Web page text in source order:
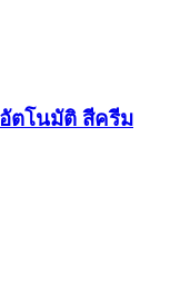
ตโนมัติ สีครีม